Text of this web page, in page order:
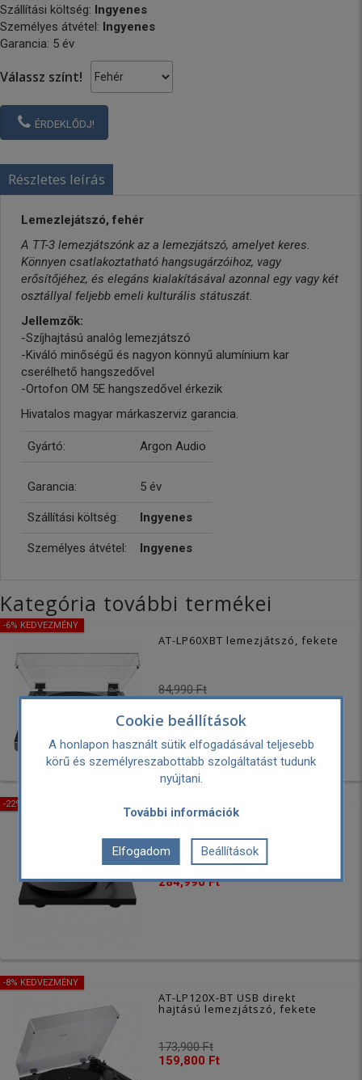
Szállítási költség: Ingyenes
Személyes átvétel: Ingyenes
Garancia: 5 év
Válassz színt!
ÉRDEKLŐDJ!
Részletes leírás
Lemezlejátszó, fehér
A TT-3 lemezjátszónk az a lemezjátszó, amelyet keres.
Könnyen csatlakoztatható hangsugárzóihoz, vagy
erősítőjéhez, és elegáns kialakításával azonnal egy vagy két
osztállyal feljebb emeli kulturális státuszát.
Jellemzők:
-Szíjhajtású analóg lemezjátszó
-Kiváló minőségű és nagyon könnyű alumínium kar
cserélhető hangszedővel
-Ortofon OM 5E hangszedővel érkezik
Hivatalos magyar márkaszerviz garancia.
Gyártó: Argon Audio
Garancia: 5 év
Szállítási költség: Ingyenes
Személyes átvétel: Ingyenes
Kategória további termékei
-6% KEDVEZMÉNY
AT-LP60XBT lemezjátszó, fekete
84,990 Ft
79,900 Ft
-22% KEDVEZMÉNY
Debut PRO S Balanced -
bajonettes "concorde"
hangszedővel, szatén fekete
364,990 Ft
284,990 Ft
-8% KEDVEZMÉNY
AT-LP120X-BT USB direkt
hajtású lemezjátszó, fekete
173,900 Ft
159,800 Ft
Cookie beállítások
A honlapon használt sütik elfogadásával teljesebb
körű és személyreszabottabb szolgáltatást tudunk
nyújtani.
További információk
Elfogadom Beállítások